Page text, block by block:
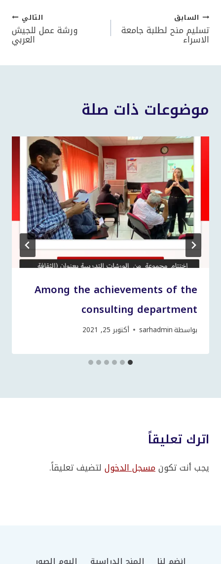
تصفّح
السابق
تسليم منح لطلبة جامعة
الاسراء
التالي
ورشة عمل للجيش
العربي
موضوعات ذات صلة
Among the achievements of the
consulting department
بواسطةsarhadmin أكتوبر 25, 2021
اترك تعليقاً
يجب أنت تكونمسجل الدخول لتضيف تعليقاً.